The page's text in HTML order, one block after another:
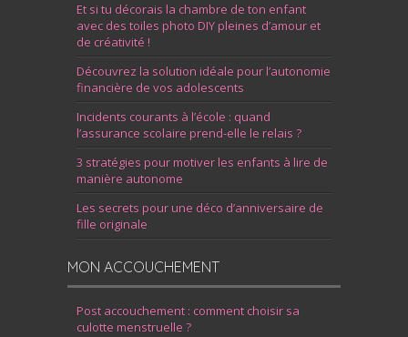
Et si tu décorais la chambre de ton enfant
avec des toiles photo DIY pleines d’amour et
de créativité !
Découvrez la solution idéale pour l’autonomie
financière de vos adolescents
Incidents courants à l’école : quand
l’assurance scolaire prend-elle le relais ?
3 stratégies pour motiver les enfants à lire de
manière autonome
Les secrets pour une déco d’anniversaire de
fille originale
MON ACCOUCHEMENT
Post accouchement : comment choisir sa
culotte menstruelle ?